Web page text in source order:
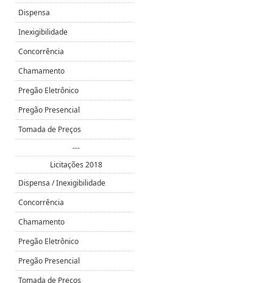
Dispensa
Inexigibilidade
Concorrência
Chamamento
Pregão Eletrônico
Pregão Presencial
Tomada de Preços
---
Licitações 2018
Dispensa / Inexigibilidade
Concorrência
Chamamento
Pregão Eletrônico
Pregão Presencial
Tomada de Preços